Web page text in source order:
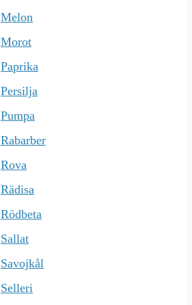
Melon
Morot
Paprika
Persilja
Pumpa
Rabarber
Rova
Rädisa
Rödbeta
Sallat
Savojkål
Selleri